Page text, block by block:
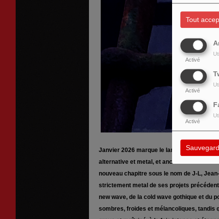
Tout
Activé
Activé
Activé
Janvier 2026 marque le lancement du
alternative et metal, et ancien chanteur de
nouveau chapitre sous le nom de J-L,
strictement metal de ses projets
new wave, de la cold wave gothique et du
sombres, froides et mélancoliques, tandis